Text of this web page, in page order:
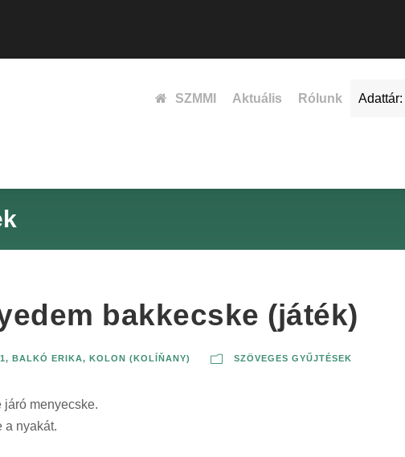
SZMMI Aktuális Rólunk Adattár:
bakkecske (játék)
, BALKÓ ERIKA, KOLON (KOLÍŇANY) SZÖVEGES GYŰJTÉSEK
járó menyecske.
a nyakát.